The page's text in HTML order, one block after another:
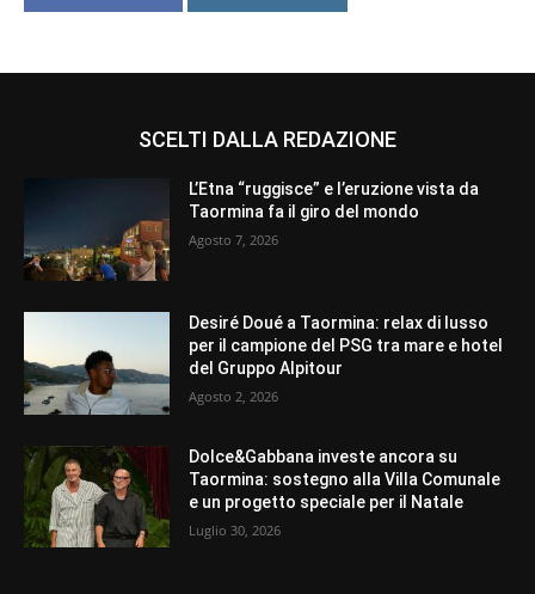
SCELTI DALLA REDAZIONE
L’Etna “ruggisce” e l’eruzione vista da
Taormina fa il giro del mondo
Agosto 7, 2026
Desiré Doué a Taormina: relax di lusso
per il campione del PSG tra mare e hotel
del Gruppo Alpitour
Agosto 2, 2026
Dolce&Gabbana investe ancora su
Taormina: sostegno alla Villa Comunale
e un progetto speciale per il Natale
Luglio 30, 2026